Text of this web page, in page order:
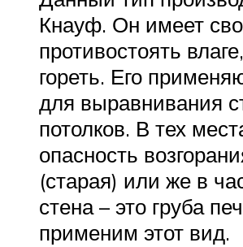
Кнауф. Он имеет
противостоять
гореть. Его
для выравнивания
потолков. В тех
опасность
(старая) или же в
стена – это груба
применим этот вид.